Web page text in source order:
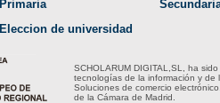
Primaria
Eleccion de universidad
SCHOLARUM DIGITAL,SL, ha
tecnologías de la información y de
Soluciones de comercio
de la Cámara de Madrid.